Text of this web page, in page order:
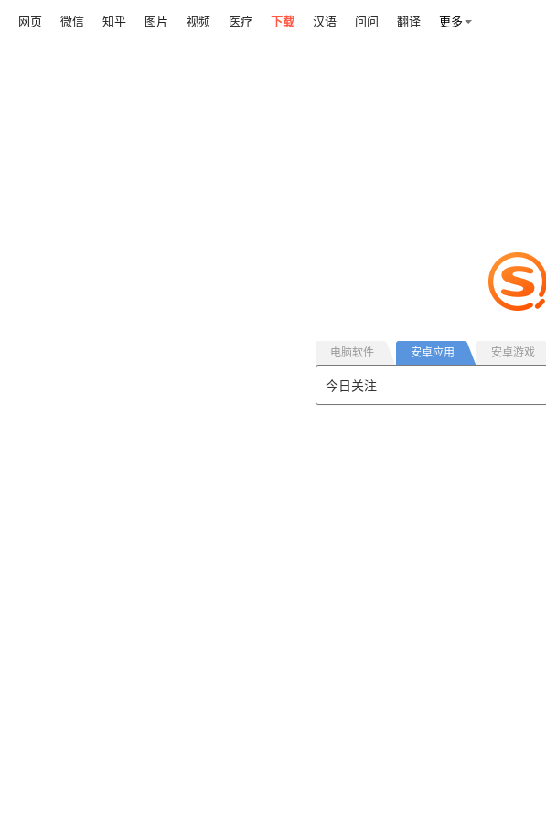
网页 微信 知乎 图片 视频 医疗 下载 汉语 问问 翻译 更多
电脑软件 安卓应用 安卓游戏